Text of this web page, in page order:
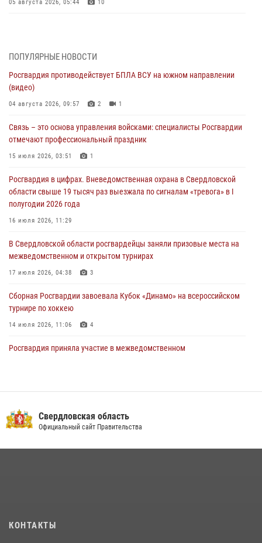
05 августа 2026, 05:44 10
04 августа 2026, 09:57 2
Росгвардия приняла участие в обеспечении безопасности Дня
города в Екатеринбурге
03 августа 2026, 07:43 3
Росгвардия приняла участие в межведомственном
антитеррористическом учении в Свердловской области
31 июля 2026, 12:27 1
Росгвардия обеспечивает безопасность граждан на южном
направлении
31 июля 2026, 06:56
рассказал об итогах работы подразделения в эфире телекомпании
«Телекон»
30 июля 2026, 11:33 1
ПОПУЛЯРНЫЕ НОВОСТИ
Росгвардия противодействует БПЛА ВСУ на южном направлении
(видео)
04 августа 2026, 09:57 2 1
Связь – это основа управления войсками: специалисты Росгвардии
отмечают профессиональный праздник
15 июля 2026, 03:51 1
Росгвардия в цифрах. Вневедомственная охрана в Свердловской
области свыше 19 тысяч раз выезжала по сигналам «тревога» в I
полугодии 2026 года
16 июля 2026, 11:29
В Свердловской области росгвардейцы заняли призовые места на
межведомственном и открытом турнирах
17 июля 2026, 04:38 3
Сборная Росгвардии завоевала Кубок «Динамо» на всероссийском
турнире по хоккею
14 июля 2026, 11:06 4
Росгвардия приняла участие в межведомственном
16 июля 2026, 13:07 4
27 июля 2026, 12:37
Свердловская область
Официальный сайт Правительства
КОНТАКТЫ